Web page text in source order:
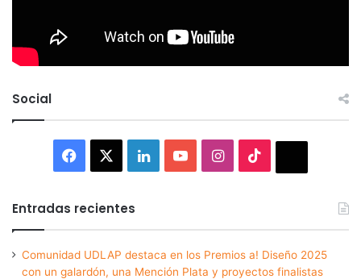
Social
Facebook LinkedInYouTubeInstagram
Entradas recientes
Comunidad UDLAP destaca en los Premios a! Diseño 2025
con un galardón, una Mención Plata y proyectos finalistas